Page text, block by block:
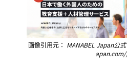
画像引用元： MANABEL Japan公
apan.com//